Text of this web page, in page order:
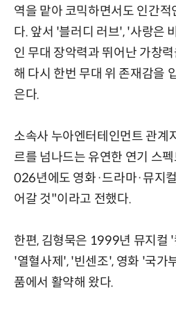
역을 맡아 코믹하면서도 인간적
다. 앞서 '블러디 러브', '사랑은
인 무대 장악력과 뛰어난 가창
해 다시 한번 무대 위 존재감을
은다.
소속사 누아엔터테인먼트 관계
르를 넘나드는 유연한 연기 스
026년에도 영화·드라마·뮤지
어갈 것"이라고 전했다.
한편, 김형묵은 1999년 뮤지컬
'열혈사제', '빈센조', 영화 '국가
품에서 활약해 왔다.